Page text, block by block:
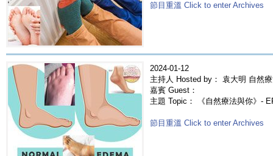
節目重溫 Click to enter Archives
2024-01-12
主持人 Hosted by： 袁大明 自然
嘉賓 Guest：
主題 Topic： 《自然療法與你》-
節目重溫 Click to enter Archives